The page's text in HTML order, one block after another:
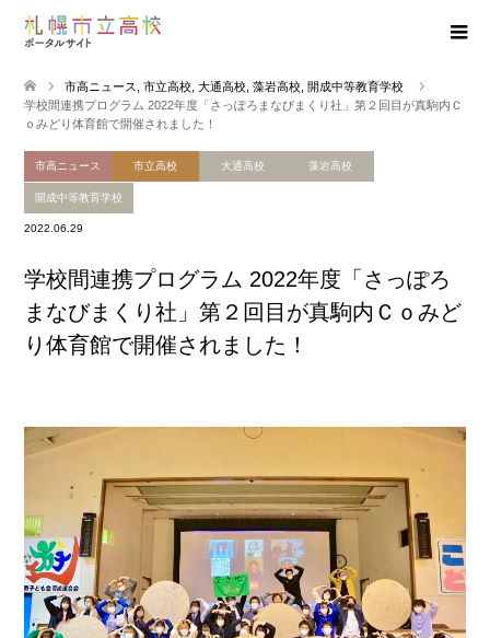
市高ニュース 市立高校, 大通高校, 藻岩高校, 開成中等教育学校
学校間連携プログラム 2022年度「さっぽろまなびまくり社」第２回目が真駒内Ｃ
ｏみどり体育館で開催されました！
市高ニュース 市立高校 大通高校 藻岩高校
開成中等教育学校
2022.06.29
学校間連携プログラム 2022年度「さっぽろ
まなびまくり社」第２回目が真駒内Ｃｏみど
り体育館で開催されました！